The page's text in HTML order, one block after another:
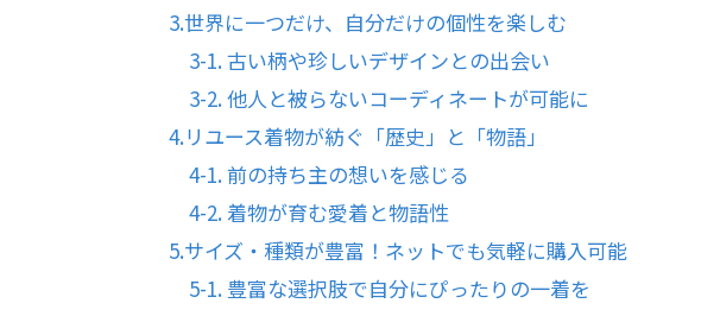
3.世界に一つだけ、自分だけの個性を楽しむ
3-1. 古い柄や珍しいデザインとの出会い
3-2. 他人と被らないコーディネートが可能に
4.リユース着物が紡ぐ「歴史」と「物語」
4-1. 前の持ち主の想いを感じる
4-2. 着物が育む愛着と物語性
5.サイズ・種類が豊富！ネットでも気軽に購入可能
5-1. 豊富な選択肢で自分にぴったりの一着を